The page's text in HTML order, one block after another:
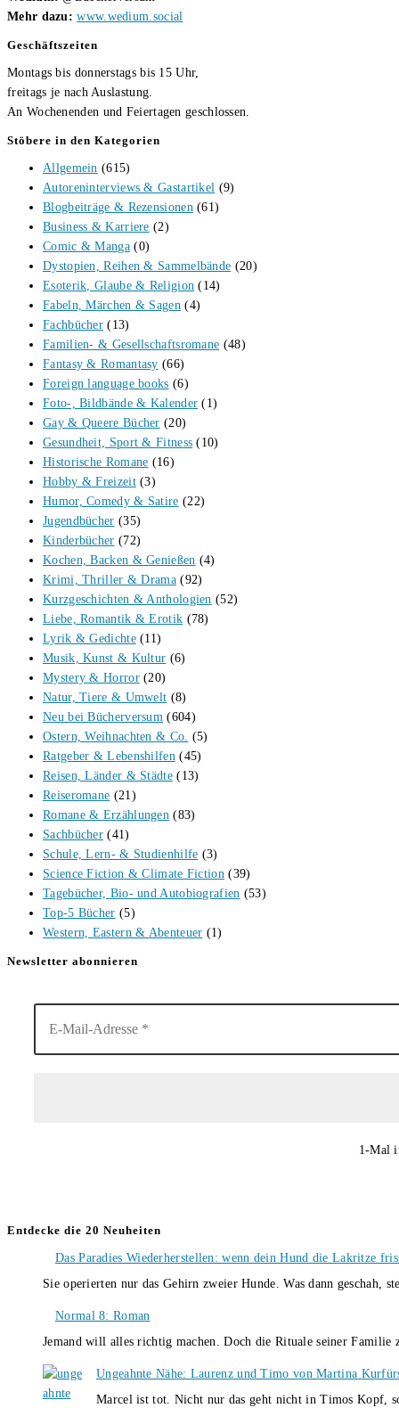
Mehr dazu: www.wedium.social
Geschäftszeiten
Montags bis donnerstags bis 15 Uhr,
freitags je nach Auslastung.
An Wochenenden und Feiertagen geschlossen.
Stöbere in den Kategorien
Allgemein (615)
Autoreninterviews & Gastartikel (9)
Blogbeiträge & Rezensionen (61)
Business & Karriere (2)
Comic & Manga (0)
Dystopien, Reihen & Sammelbände (20)
Esoterik, Glaube & Religion (14)
Fabeln, Märchen & Sagen (4)
Fachbücher (13)
Familien- & Gesellschaftsromane (48)
Fantasy & Romantasy (66)
Foreign language books (6)
Foto-, Bildbände & Kalender (1)
Gay & Queere Bücher (20)
Gesundheit, Sport & Fitness (10)
Historische Romane (16)
Hobby & Freizeit (3)
Humor, Comedy & Satire (22)
Jugendbücher (35)
Kinderbücher (72)
Kochen, Backen & Genießen (4)
Krimi, Thriller & Drama (92)
Kurzgeschichten & Anthologien (52)
Liebe, Romantik & Erotik (78)
Lyrik & Gedichte (11)
Musik, Kunst & Kultur (6)
Mystery & Horror (20)
Natur, Tiere & Umwelt (8)
Neu bei Bücherversum (604)
Ostern, Weihnachten & Co. (5)
Ratgeber & Lebenshilfen (45)
Reisen, Länder & Städte (13)
Reiseromane (21)
Romane & Erzählungen (83)
Sachbücher (41)
Schule, Lern- & Studienhilfe (3)
Science Fiction & Climate Fiction (39)
Tagebücher, Bio- und Autobiografien (53)
Top-5 Bücher (5)
Western, Eastern & Abenteuer (1)
Newsletter abonnieren
1-Mal
Entdecke die 20 Neuheiten
Das Paradies Wiederherstellen: wenn dein Hund die Lakritze
Sie operierten nur das Gehirn zweier Hunde. Was dann
Normal 8: Roman
Jemand will alles richtig machen. Doch die Rituale seiner
Ungeahnte Nähe: Laurenz und Timo von Martina
Marcel ist tot. Nicht nur das geht nicht in Timos Kopf,